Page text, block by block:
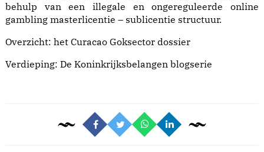
behulp van een illegale en ongereguleerde online
gambling masterlicentie – sublicentie structuur.
Overzicht: het Curacao Goksector dossier
Verdieping: De Koninkrijksbelangen blogserie